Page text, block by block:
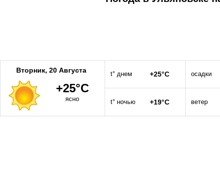
Вторник, 20 Августа
+25°C
ясно
t° днем +25°C осадки
t° ночью +19°C ветер